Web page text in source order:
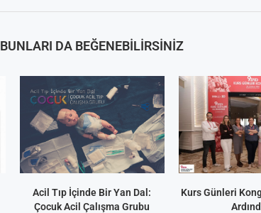
BUNLARI DA BEĞENEBILIRSINIZ
Acil Tıp İçinde Bir Yan Dal:
Çocuk Acil Çalışma Grubu
Kurs Günleri